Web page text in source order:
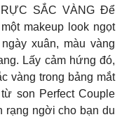
SẮC VÀNG Để
makeup look ngọt
xuân, màu vàng
Lấy cảm hứng đó,
vàng trong bảng mắt
son Perfect Couple
rạng ngời cho bạn du